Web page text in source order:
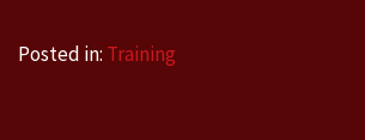
Posted in: Training